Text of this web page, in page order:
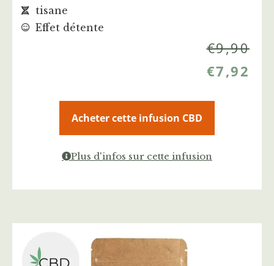
tisane
Effet détente
€9,90
€7,92
Acheter cette infusion CBD
Plus d'infos sur cette infusion